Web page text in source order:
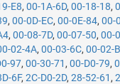
E8,00-1A-6D,00-18-18,
,00-0D-EC,00-0E-84,00-
,00-08-7D,00-07-50,00-
02-4A,00-03-6C,00-02-
97,00-30-71 ,00-D0-79,
6F,2C-D0-2D,28-52-61 ,